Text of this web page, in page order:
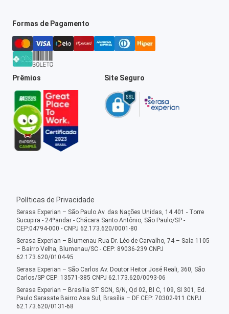
Formas de Pagamento
Prêmios Site Seguro
Políticas de Privacidade
Serasa Experian – São Paulo Av. das Nações Unidas, 14.401 - Torre
Sucupira - 24ºandar - Chácara Santo Antônio, São Paulo/SP -
CEP:04794-000 - CNPJ 62.173.620/0001-80
Serasa Experian – Blumenau Rua Dr. Léo de Carvalho, 74 – Sala 1105
– Bairro Velha, Blumenau/SC - CEP: 89036-239 CNPJ
62.173.620/0104-95
Serasa Experian – São Carlos Av. Doutor Heitor José Reali, 360, São
Carlos/SP CEP: 13571-385 CNPJ 62.173.620/0093-06
Serasa Experian – Brasília ST SCN, S/N, Qd 02, Bl C, 109, Sl 301, Ed.
Paulo Sarasate Bairro Asa Sul, Brasília – DF CEP: 70302-911 CNPJ
62.173.620/0131-68